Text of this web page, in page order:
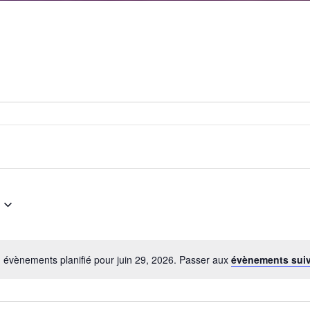
Notice
évènements planifié pour juin 29, 2026. Passer auxévènements